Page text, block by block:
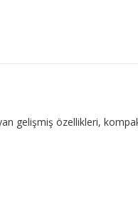
gelişmiş özellikleri,